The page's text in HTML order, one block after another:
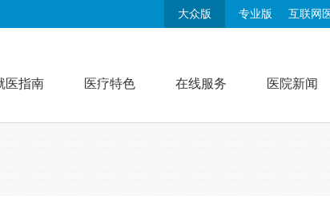
大众版 专业版 互联网
医指南 医疗特色 在线服务 医院新闻